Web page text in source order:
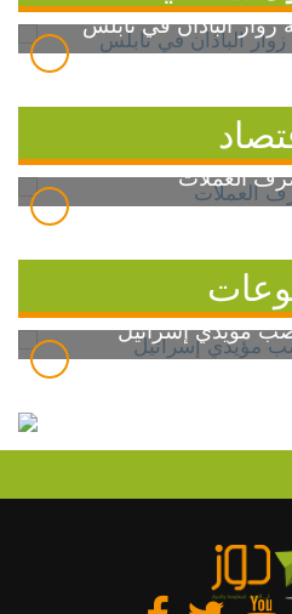
الباذان في نابلس
العملات
غضب مؤيدي إسرائيل